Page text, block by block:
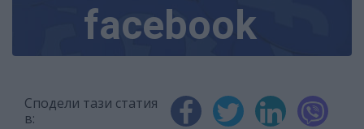
facebook
Сподели тази статия
в: